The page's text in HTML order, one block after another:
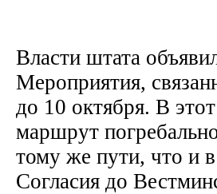
Власти штата
Мероприятия,
до 10 октября. В
маршрут
тому же пути, что и
Согласия до